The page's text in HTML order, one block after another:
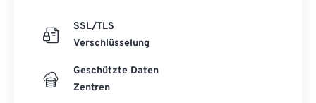
SSL/TLS
Verschlüsselung
Geschützte Daten
Zentren